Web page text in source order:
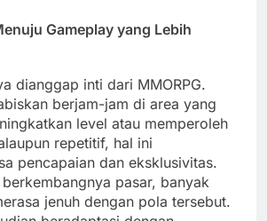
Gameplay yang Lebih
dianggap inti dari MMORPG.
berjam-jam di area yang
level atau memperoleh
repetitif, hal ini
pencapaian dan eksklusivitas.
pasar, banyak
jenuh dengan pola tersebut.